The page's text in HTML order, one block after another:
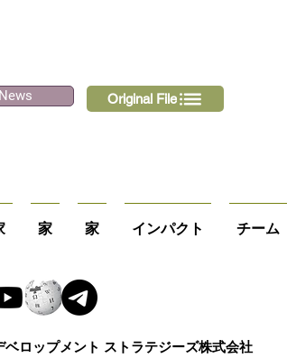
Original File
家 家 インパクト チーム
ベロップメント ストラテジーズ株式会社